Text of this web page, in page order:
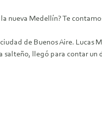
la nueva Medellín? Te
de Buenos Aire. Lucas
llegó para contar un